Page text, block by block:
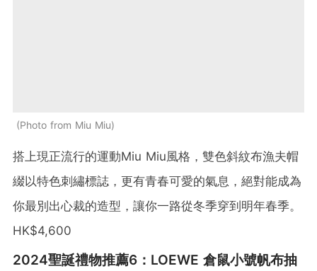
Photo from Miu Miu
搭上現正流行的運動Miu Miu風格，雙色斜紋布漁夫帽
綴以特色刺繡標誌，更有青春可愛的氣息，絕對能成為
你最別出心裁的造型，讓你一路從冬季穿到明年春季。
HK$4,600
2024聖誕禮物推薦6：LOEWE 倉鼠小號帆布抽